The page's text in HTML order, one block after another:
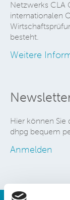
Netzwerks CLA
internationalen
besteht.
Weitere
Hier können
dhpg bequem
Anmelden